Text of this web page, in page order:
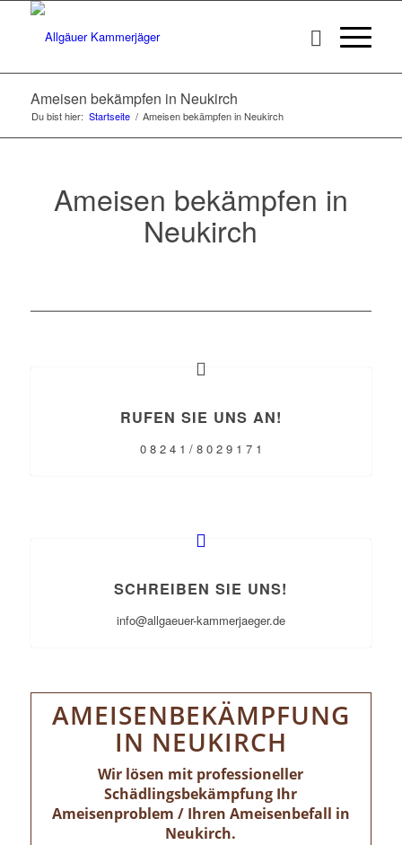
Ameisen bekämpfen in Neukirch
Du bist hier: Startseite / Ameisen bekämpfen in Neukirch
Ameisen bekämpfen in
Neukirch
RUFEN SIE UNS AN!
0 8 2 4 1 / 8 0 2 9 1 7 1
SCHREIBEN SIE UNS!
info@allgaeuer-kammerjaeger.de
AMEISENBEKÄMPFUNG
IN NEUKIRCH
Wir lösen mit professioneller
Schädlingsbekämpfung Ihr
Ameisenproblem / Ihren Ameisenbefall in
Neukirch.